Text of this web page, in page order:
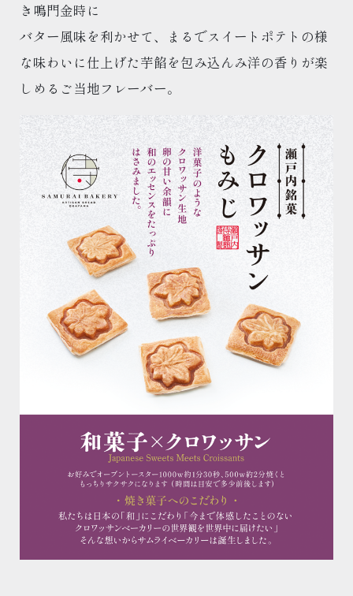
き鳴門金時に
バター風味を利かせて、まるでスイートポテトの様
な味わいに仕上げた芋餡を包み込んみ洋の香りが楽
しめるご当地フレーバー。